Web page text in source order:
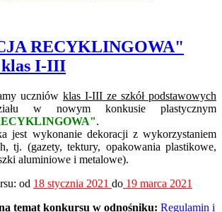
RECYKLINGOWA"
klas I-III
uczniów klas I-III ze szkół podstawowych
w nowym konkusie plastycznym
.
jest wykonanie dekoracji z wykorzystaniem
tj. (gazety, tektury, opakowania plastikowe,
aluminiowe i metalowe).
od 18 stycznia 2021 do 19 marca 2021
temat konkursu w odnośniku: Regulamin i